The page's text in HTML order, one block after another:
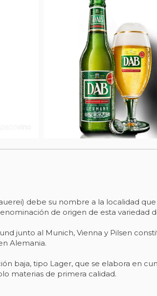
debe su nombre a la localidad
de origen de esta variedad
junto al Munich, Vienna y Pilsen
Alemania.
baja, tipo Lager, que se elabora en
materias de primera calidad.